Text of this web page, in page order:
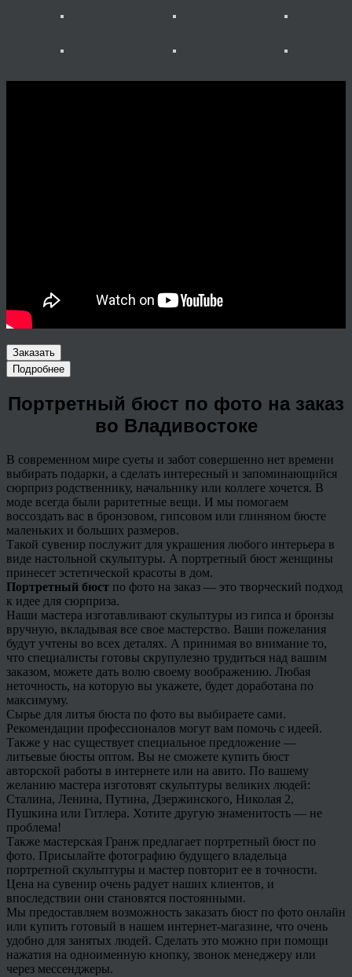
Заказать
Подробнее
Портретный бюст по фото на заказ
во Владивостоке
В современном мире суеты и забот совершенно нет времени
выбирать подарки, а сделать интересный и запоминающийся
сюрприз родственнику, начальнику или коллеге хочется. В
моде всегда были раритетные вещи. И мы помогаем
воссоздать вас в бронзовом, гипсовом или глиняном бюсте
маленьких и больших размеров.
Такой сувенир послужит для украшения любого интерьера в
виде настольной скульптуры. А портретный бюст женщины
принесет эстетической красоты в дом.
Портретный бюст по фото на заказ — это творческий подход
к идее для сюрприза.
Наши мастера изготавливают скульптуры из гипса и бронзы
вручную, вкладывая все свое мастерство. Ваши пожелания
будут учтены во всех деталях. А принимая во внимание то,
что специалисты готовы скрупулезно трудиться над вашим
заказом, можете дать волю своему воображению. Любая
неточность, на которую вы укажете, будет доработана по
максимуму.
Сырье для литья бюста по фото вы выбираете сами.
Рекомендации профессионалов могут вам помочь с идеей.
Также у нас существует специальное предложение —
литьевые бюсты оптом. Вы не сможете купить бюст
авторской работы в интернете или на авито. По вашему
желанию мастера изготовят скульптуры великих людей:
Сталина, Ленина, Путина, Дзержинского, Николая 2,
Пушкина или Гитлера. Хотите другую знаменитость — не
проблема!
Также мастерская Гранж предлагает портретный бюст по
фото. Присылайте фотографию будущего владельца
портретной скульптуры и мастер повторит ее в точности.
Цена на сувенир очень радует наших клиентов, и
впоследствии они становятся постоянными.
Мы предоставляем возможность заказать бюст по фото онлайн
или купить готовый в нашем интернет-магазине, что очень
удобно для занятых людей. Сделать это можно при помощи
нажатия на одноименную кнопку, звонок менеджеру или
через мессенджеры.